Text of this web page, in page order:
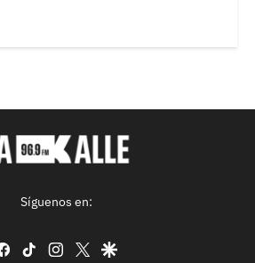
Síguenos en:
facebook
tiktok instagram
twittergoogle